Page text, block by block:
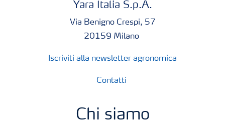
Yara Italia S.p.A.
Via Benigno Crespi, 57
20159 Milano
Iscriviti alla newsletter agronomica
Contatti
Chi siamo